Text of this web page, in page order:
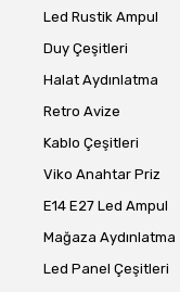
Led Rustik Ampul
Duy Çeşitleri
Halat Aydınlatma
Retro Avize
Kablo Çeşitleri
Viko Anahtar Priz
E14 E27 Led Ampul
Mağaza Aydınlatma
Led Panel Çeşitleri